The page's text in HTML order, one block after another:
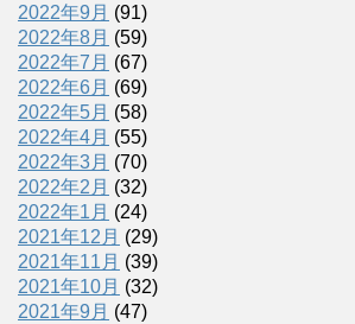
2022年9月 (91)
2022年8月 (59)
2022年7月 (67)
2022年6月 (69)
2022年5月 (58)
2022年4月 (55)
2022年3月 (70)
2022年2月 (32)
2022年1月 (24)
2021年12月 (29)
2021年11月 (39)
2021年10月 (32)
2021年9月 (47)